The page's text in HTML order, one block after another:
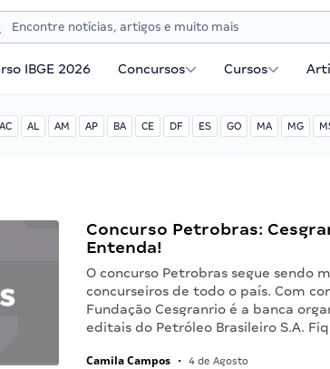
IBGE 2026 Concursos Cursos
AC AL AM AP BA CE DF ES GO MA MG
Concurso Petrobras:
Entenda!
O concurso Petrobras segue sendo
concurseiros de todo o país. Com
Fundação Cesgranrio é a banca
editais do Petróleo Brasileiro S.A.
Camila Campos • 4 de Agosto